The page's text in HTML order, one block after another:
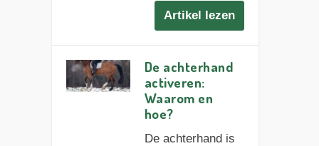
Artikel lezen
De achterhand
activeren:
Waarom en
hoe?
De achterhand is